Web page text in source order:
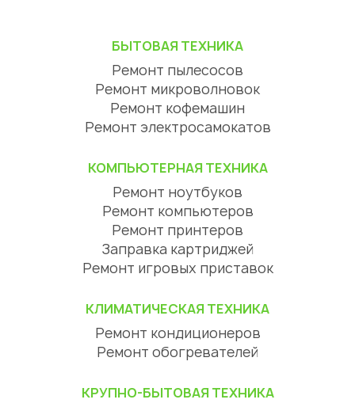
БЫТОВАЯ ТЕХНИКА
Ремонт пылесосов
Ремонт микроволновок
Ремонт кофемашин
Ремонт электросамокатов
КОМПЬЮТЕРНАЯ ТЕХНИКА
Ремонт ноутбуков
Ремонт компьютеров
Ремонт принтеров
Заправка картриджей
Ремонт игровых приставок
КЛИМАТИЧЕСКАЯ ТЕХНИКА
Ремонт кондиционеров
Ремонт обогревателей
КРУПНО-БЫТОВАЯ ТЕХНИКА